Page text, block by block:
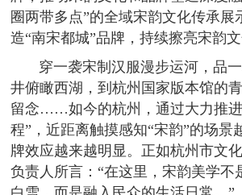
圈两带多点”的全域宋韵文化传承展
造“南宋都城”品牌，持续擦亮宋韵文
穿一袭宋制汉服漫步运河，品
井俯瞰西湖，到杭州国家版本馆的
留念……如今的杭州，通过大力推进
程”，近距离触摸感知“宋韵”的场景
牌效应越来越明显。正如杭州市文
负责人所言：“在这里，宋韵美学不